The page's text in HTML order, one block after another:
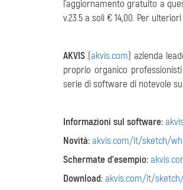
l'aggiornamento gratuito a
v.23.5 a soli € 14,00. Per
AKVIS (akvis.com) azienda
proprio organico
serie di software di notevole
Informazioni sul software:
Novità:akvis.com/it/sketch/
Schermate d'esempio:
Download:akvis.com/it/